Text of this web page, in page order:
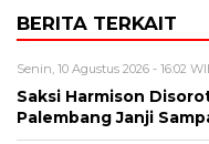
BERITA TERKAIT
Senin, 10 Agustus 2026 - 16:02
Saksi Harmison
Palembang Janji